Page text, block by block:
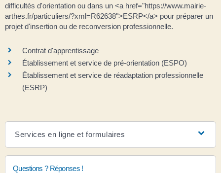
difficultés d'orientation ou dans un <a href="https://www.mairie-
arthes.fr/particuliers/?xml=R62638">ESRP</a> pour préparer un
projet d'insertion ou de reconversion professionnelle.
Contrat d'apprentissage
Établissement et service de pré-orientation (ESPO)
Établissement et service de réadaptation professionnelle
(ESRP)
Services en ligne et formulaires
Questions ? Réponses !